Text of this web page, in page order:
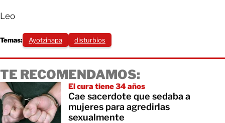
Leo
Temas: Ayotzinapa disturbios
TE RECOMENDAMOS:
El cura tiene 34 años
Cae sacerdote que sedaba a
mujeres para agredirlas
sexualmente